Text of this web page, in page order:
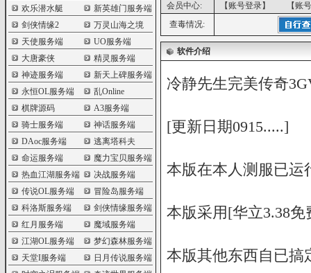
欢乐潜水艇
新英雄门服务端
剑侠情缘2
万灵山海之境
天使服务端
UO服务端
大唐豪侠
精灵服务端
神迹服务端
新天上碑服务端
永恒OL服务端
乱Online
棋牌源码
A3服务端
骑士服务端
神话服务端
DAoc服务端
逃离塔科夫
命运服务端
魔力宝贝服务端
热血江湖服务端
决战服务端
传说OL服务端
冒险岛服务端
科洛斯服务端
剑侠情缘服务端
红月服务端
魔域服务端
江湖OL服务端
梦幻森林服务端
天堂I服务端
日月传说服务端
会员中心:
【账号登录】
【账
查毒情况:
软件介绍
冷静先生完美传奇
[更新日期0915.....]
本版在本人测服已运
本版采用[华立3.38
本版其他东西自已搞